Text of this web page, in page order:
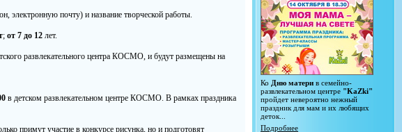
электронную почту) и название творческой работы.
; от 7 до 12 лет.
развлекательного центра КОСМО, и будут размещены на
в детском развлекательном центре КОСМО. В рамках праздника
примут участие в конкурсе рисунка, но и подготовят
Ко Дню матери в семейно-
развлекательном центре "KaZki"
пройдет невероятно нежный
праздник для мам и их любящих
деток...
Подробнее